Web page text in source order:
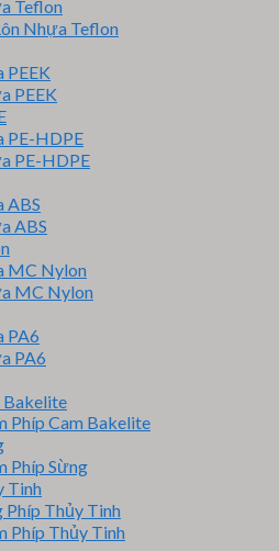
Teflon
Nhựa Teflon
PEEK
PEEK
PE-HDPE
PE-HDPE
ABS
ABS
MC Nylon
MC Nylon
PA6
PA6
Bakelite
Phíp Cam Bakelite
Phíp Sừng
Tinh
Phíp Thủy Tinh
Phíp Thủy Tinh